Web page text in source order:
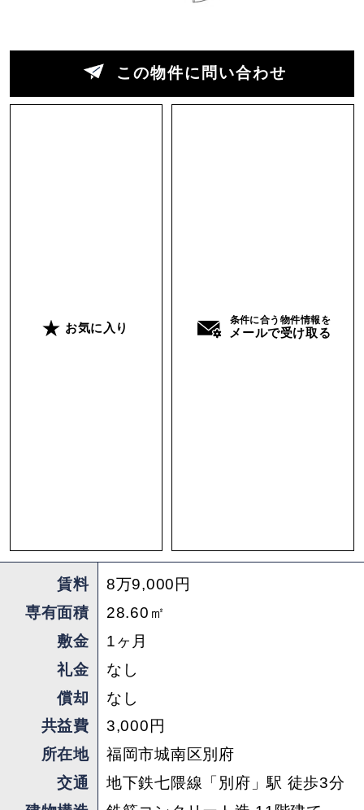
はなく、あえてこの空気に寄せている感じがあり
ます。無骨さは楽しみたいけど、暮らす場所とし
ての清潔感はほしい。そんな人には、うれしいギ
まずそこです。
この物件に問い合わせ
お気に入り
条件に合う物件情報を
メールで受け取る
賃料
8万9,000円
専有面積
28.60㎡
敷金
1ヶ月
礼金
なし
償却
なし
共益費
3,000円
所在地
福岡市城南区別府
交通
地下鉄七隈線「別府」駅 徒歩3分